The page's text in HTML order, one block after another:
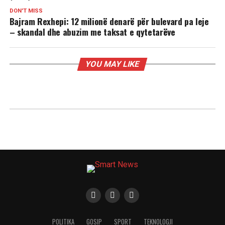
DON'T MISS
Bajram Rexhepi: 12 milionë denarë për bulevard pa leje
– skandal dhe abuzim me taksat e qytetarëve
YOU MAY LIKE
POLITIKA GOSIP SPORT TEKNOLOGJI